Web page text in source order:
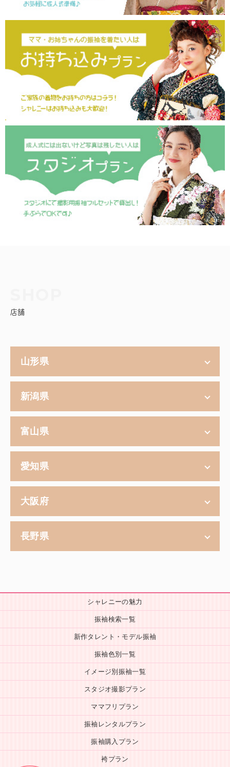
店舗
山形県
新潟県
富山県
愛知県
大阪府
長野県
シャレニーの魅力
振袖検索一覧
新作タレント・モデル振袖
振袖色別一覧
イメージ別振袖一覧
スタジオ撮影プラン
ママフリプラン
振袖レンタルプラン
振袖購入プラン
袴プラン